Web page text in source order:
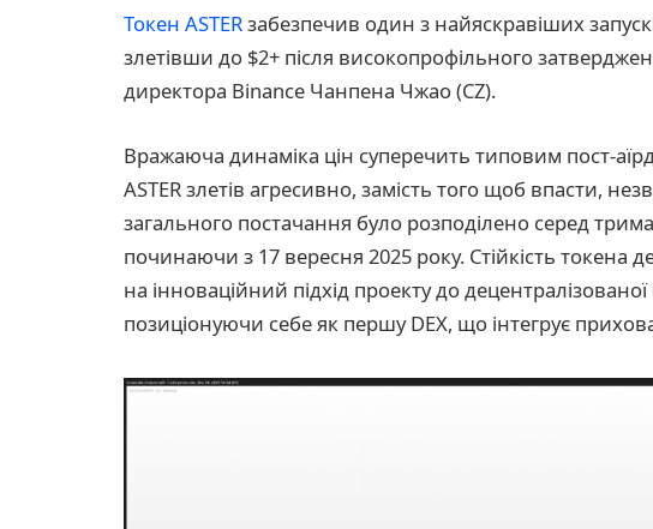
Токен ASTERзабезпечив один з найяскравіших
злетівши до $2+ після високопрофільного
директора Binance Чанпена Чжао (CZ).
Вражаюча динаміка цін суперечить типовим пост-
ASTER злетів агресивно, замість того щоб впасти,
загального постачання було розподілено серед
починаючи з 17 вересня 2025 року. Стійкість токена
на інноваційний підхід проекту до децентралізованої
позиціонуючи себе як першу DEX, що інтегрує